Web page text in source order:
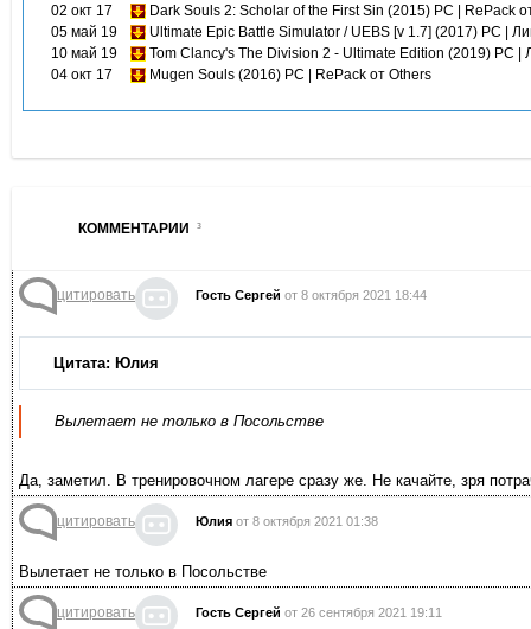
02 окт 17
Dark Souls 2: Scholar of the First Sin (2015) PC | RePack
05 май 19
Ultimate Epic Battle Simulator / UEBS [v 1.7] (2017) PC |
10 май 19
Tom Clancy's The Division 2 - Ultimate Edition (2019) PC |
04 окт 17
Mugen Souls (2016) PC | RePack от Others
КОММЕНТАРИИ 3
цитировать Гость Сергей от 8 октября 2021 18:44
Цитата: Юлия
Вылетает не только в Посольстве
Да, заметил. В тренировочном лагере сразу же. Не качайте, зря
цитировать Юлия от 8 октября 2021 01:38
Вылетает не только в Посольстве
цитировать Гость Сергей от 26 сентября 2021 19:11